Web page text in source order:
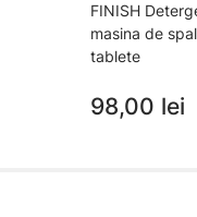
FINISH
masina de
tablete
98,00 lei